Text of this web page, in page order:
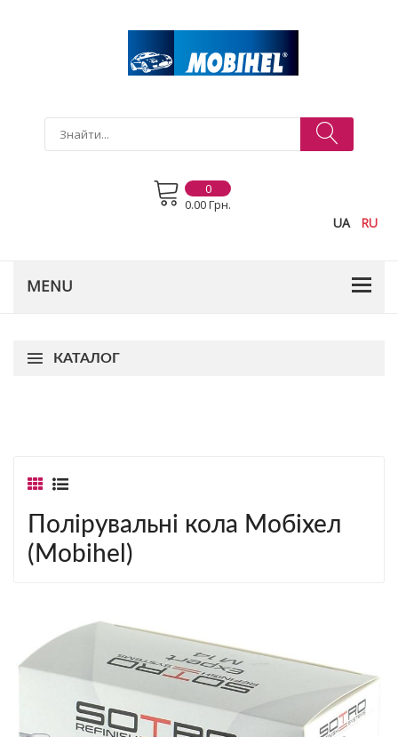
0
0.00 Грн.
UA RU
КАТАЛОГ
Полірувальні кола Мобіхел
(Mobihel)